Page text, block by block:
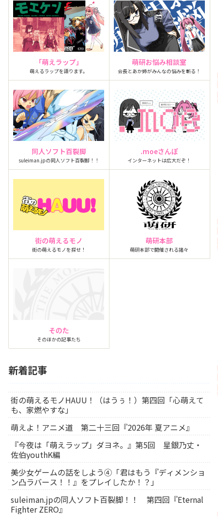
「萌えラップ」
萌えるラップを語ります。
萌研お悩み相談室
会長とあか姉がみんなの悩みを斬る！
同人ソフト百裂脚
suleiman.jpの同人ソフト百裂脚！！
.moeさんぽ
インターネットは広大だぞ！
街の萌えるモノ
街の萌えるモノを探せ！
萌研本部
萌研本部で開催される諸々
そのた
そのほかの記事たち
新着記事
街の萌えるモノHAUU！（はうぅ！）第四回「心萌えて
も、家燃やすな」
萌えよ！アニメ道 第二十三回『2026年 夏アニメ』
『今夜は「萌えラップ」ダヨネ。』第5回 星銀乃丈・
佐伯youthK編
美少女ゲームの話をしよう④「君はもう『ディメンショ
ン凸ラバース！！』をプレイしたか！？」
suleiman.jpの同人ソフト百裂脚！！ 第四回『Eternal
Fighter ZERO』